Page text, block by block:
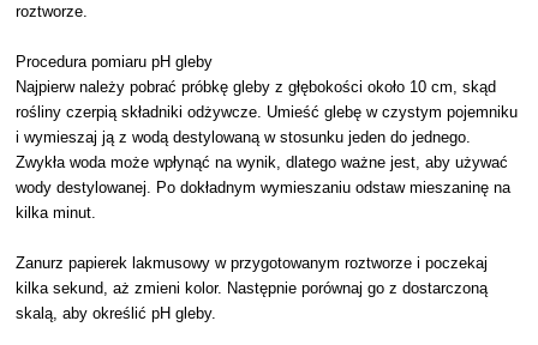
roztworze.
Procedura pomiaru pH gleby
Najpierw należy pobrać próbkę gleby z głębokości około 10 cm, skąd
rośliny czerpią składniki odżywcze. Umieść glebę w czystym pojemniku
i wymieszaj ją z wodą destylowaną w stosunku jeden do jednego.
Zwykła woda może wpłynąć na wynik, dlatego ważne jest, aby używać
wody destylowanej. Po dokładnym wymieszaniu odstaw mieszaninę na
kilka minut.
Zanurz papierek lakmusowy w przygotowanym roztworze i poczekaj
kilka sekund, aż zmieni kolor. Następnie porównaj go z dostarczoną
skalą, aby określić pH gleby.